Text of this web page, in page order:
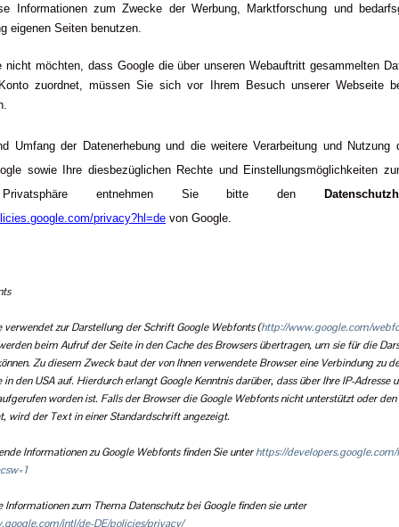
Informationen zum Zwecke der Werbung, Marktforschung und
eigenen Seiten benutzen.
nicht möchten, dass Google die über unseren Webauftritt gesammelten
zuordnet, müssen Sie sich vor Ihrem Besuch unserer Webseite
Umfang der Datenerhebung und die weitere Verarbeitung und Nutzung
sowie Ihre diesbezüglichen Rechte und Einstellungsmöglichkeiten
entnehmen Sie bitte den
privacy?hl=de von Google.
verwendet zur Darstellung der Schrift Google Webfonts (http://www.google.com/
beim Aufruf der Seite in den Cache des Browsers übertragen, um sie für die
Zu diesem Zweck baut der von Ihnen verwendete Browser eine Verbindung zu
in den USA auf. Hierdurch erlangt Google Kenntnis darüber, dass über Ihre IP-Adresse
worden ist. Falls der Browser die Google Webfonts nicht unterstützt oder
wird der Text in einer Standardschrift angezeigt.
Informationen zu Google Webfonts finden Sie unterhttps://
Informationen zum Thema Datenschutz bei Google finden sie unter
intl/de-DE/policies/privacy/